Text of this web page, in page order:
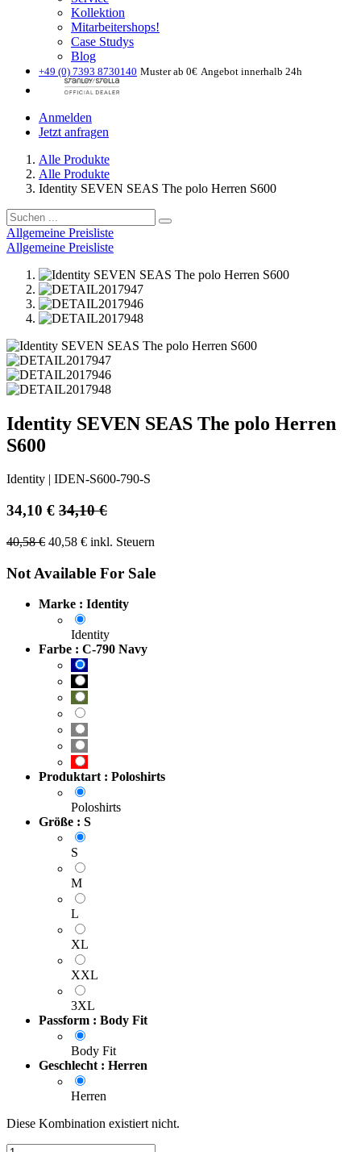
Kollektion
Mitarbeitershops!
Case Studys
Blog
+49 (0) 7393 8730140 Muster ab 0€ Angebot innerhalb 24h
Anmelden
Jetzt anfragen
Alle Produkte
Alle Produkte
Identity SEVEN SEAS The polo Herren S600
Allgemeine Preisliste
Allgemeine Preisliste
Identity SEVEN SEAS The polo Herren
S600
Identity IDEN-S600-790-S
34,10 € 34,10€
40,58€ 40,58 € inkl. Steuern
Not Available For Sale
Marke : Identity
Identity
Farbe : C-790 Navy
Produktart : Poloshirts
Poloshirts
Größe : S
S
M
L
XL
XXL
3XL
Passform : Body Fit
Body Fit
Geschlecht : Herren
Herren
Diese Kombination existiert nicht.